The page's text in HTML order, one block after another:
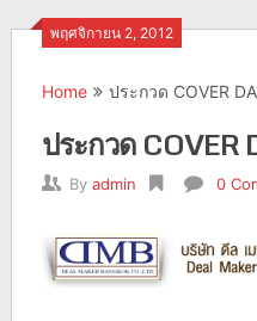
พฤศจิกายน 2, 2012
Home ประกวด COVER
ประกวด COVER
By admin 0